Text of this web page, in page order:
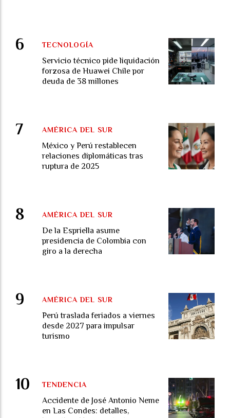
Servicio técnico pide liquidación
forzosa de Huawei Chile por
deuda de 38 millones
TECNOLOGÍA
México y Perú restablecen
relaciones diplomáticas tras
ruptura de 2025
AMÉRICA DEL SUR
De la Espriella asume
presidencia de Colombia con
giro a la derecha
AMÉRICA DEL SUR
Perú traslada feriados a viernes
desde 2027 para impulsar
turismo
AMÉRICA DEL SUR
Accidente de José Antonio Neme
en Las Condes: detalles,
TENDENCIA